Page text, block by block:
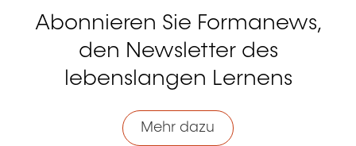
Abonnieren Sie Formanews,
den Newsletter des
lebenslangen Lernens
Mehr dazu